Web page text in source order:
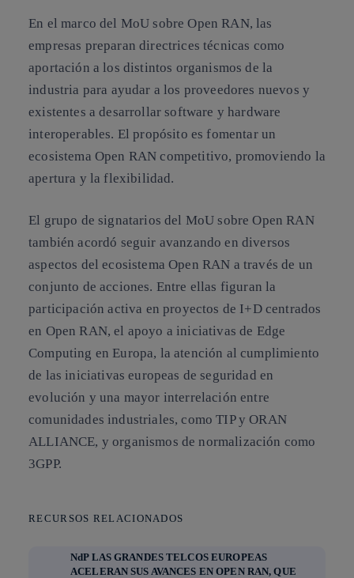
En el marco del MoU sobre Open RAN, las
empresas preparan directrices técnicas como
aportación a los distintos organismos de la
industria para ayudar a los proveedores nuevos y
existentes a desarrollar software y hardware
interoperables. El propósito es fomentar un
ecosistema Open RAN competitivo, promoviendo la
apertura y la flexibilidad.
El grupo de signatarios del MoU sobre Open RAN
también acordó seguir avanzando en diversos
aspectos del ecosistema Open RAN a través de un
conjunto de acciones. Entre ellas figuran la
participación activa en proyectos de I+D centrados
en Open RAN, el apoyo a iniciativas de Edge
Computing en Europa, la atención al cumplimiento
de las iniciativas europeas de seguridad en
evolución y una mayor interrelación entre
comunidades industriales, como TIP y ORAN
ALLIANCE, y organismos de normalización como
3GPP.
RECURSOS RELACIONADOS
NdP LAS GRANDES TELCOS EUROPEAS
ACELERAN SUS AVANCES EN OPEN RAN, QUE